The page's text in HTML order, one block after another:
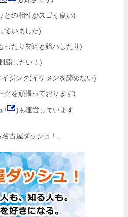
との相性がスゴく良い)
ていました)
ったり友達と鍋パしたり)
覇したい！)
ジング(イケメンを諦めない)
クを頑張っております)
! )も運営しています
古屋ダッシュ！」